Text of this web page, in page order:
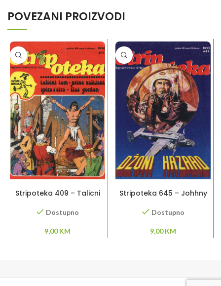
POVEZANI PROIZVODI
Stripoteka 409 – Talicni
Gordon
Dostupno
9,00KM
Stripoteka 645 – Johhny
Dostupno
9,00KM